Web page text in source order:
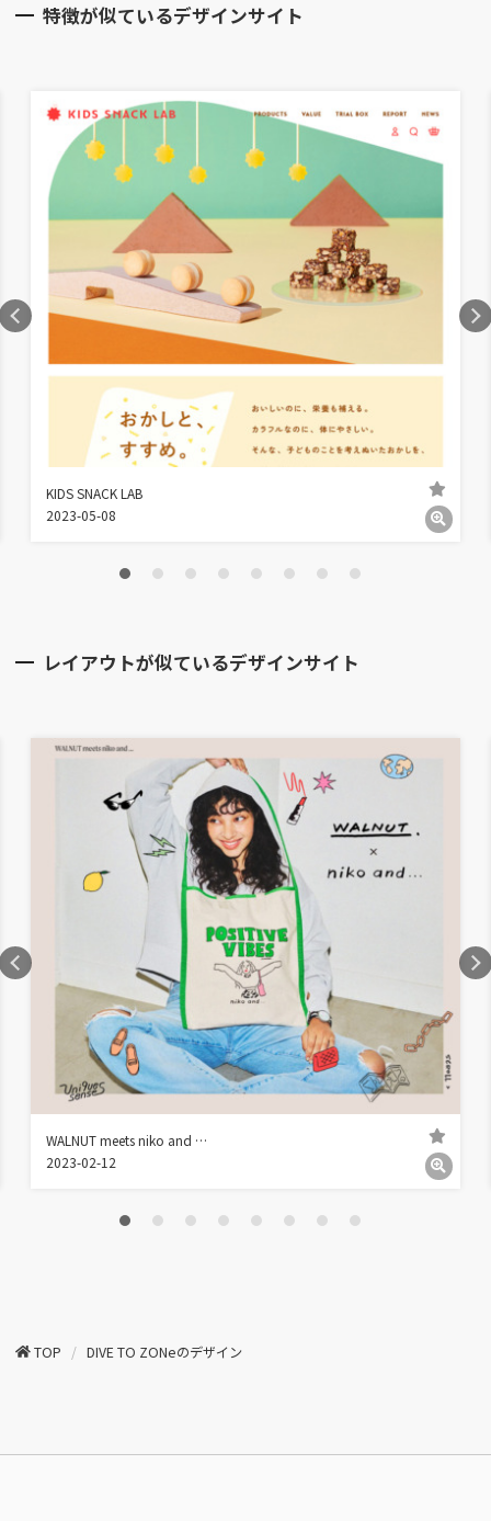
特徴が似ているデザインサイト
KIDS SNACK LAB
2023-05-08
レイアウトが似ているデザインサイト
WALNUT meets niko and …
2023-02-12
TOP DIVE TO ZONeのデザイン